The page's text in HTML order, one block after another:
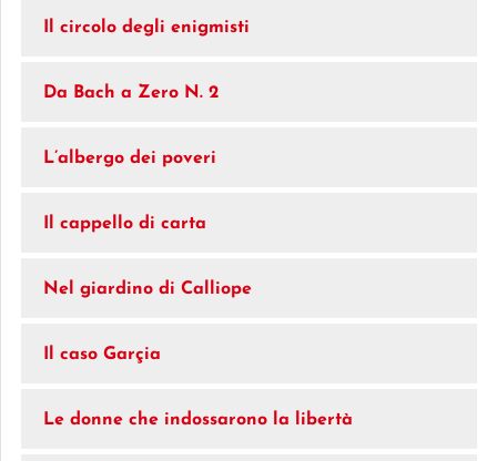
Il circolo degli enigmisti
Da Bach a Zero N. 2
L’albergo dei poveri
Il cappello di carta
Nel giardino di Calliope
Il caso Garçia
Le donne che indossarono la libertà